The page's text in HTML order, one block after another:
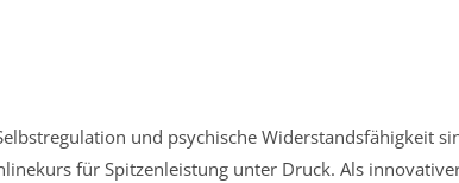
und psychische Widerstandsfähigkeit
für Spitzenleistung unter Druck. Als